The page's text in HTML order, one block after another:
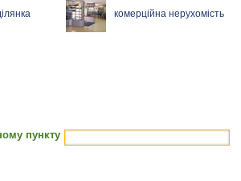
комерційна нерухомість
пункту